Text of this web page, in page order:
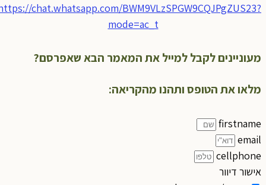
https://chat.whatsapp.com/BWM9VLzSPGW9CQJPgZUS23?
mode=ac_t
מעוניינים לקבל למייל את המאמר הבא שאפרסם?
מלאו את הטופס ותהנו מהקריאה:
firstname
email
cellphone
אישור דיוור